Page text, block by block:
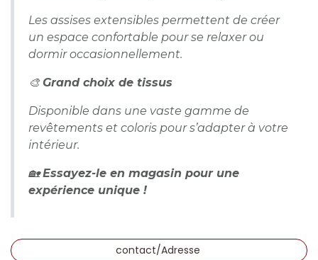
Les assises extensibles permettent de créer
un espace confortable pour se relaxer ou
dormir occasionnellement.
🎨 Grand choix de tissus
Disponible dans une vaste gamme de
revêtements et coloris pour s’adapter à votre
intérieur.
🏡Essayez-le en magasin pour une
expérience unique !
contact/Adresse